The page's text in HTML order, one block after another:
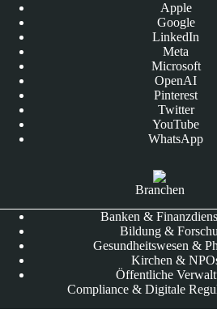
Apple
Google
LinkedIn
Meta
Microsoft
OpenAI
Pinterest
Twitter
YouTube
WhatsApp
Branchen
Banken &
Bildung &
Gesundheitswesen &
Kirchen &
Öffentliche
Compliance & Digitale